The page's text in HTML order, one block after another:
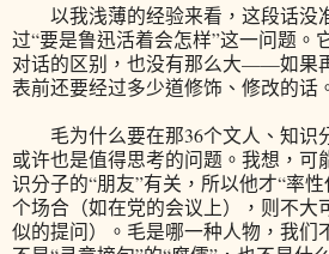
以我浅薄的经验来看，这段话没
过“要是鲁迅活着会怎样”这一问题。
对话的区别，也没有那么大——如果
表前还要经过多少道修饰、修改的话
毛为什么要在那36个文人、知识
或许也是值得思考的问题。我想，可
识分子的“朋友”有关，所以他才“率
个场合（如在党的会议上），则不大
似的提问）。毛是哪一种人物，我们